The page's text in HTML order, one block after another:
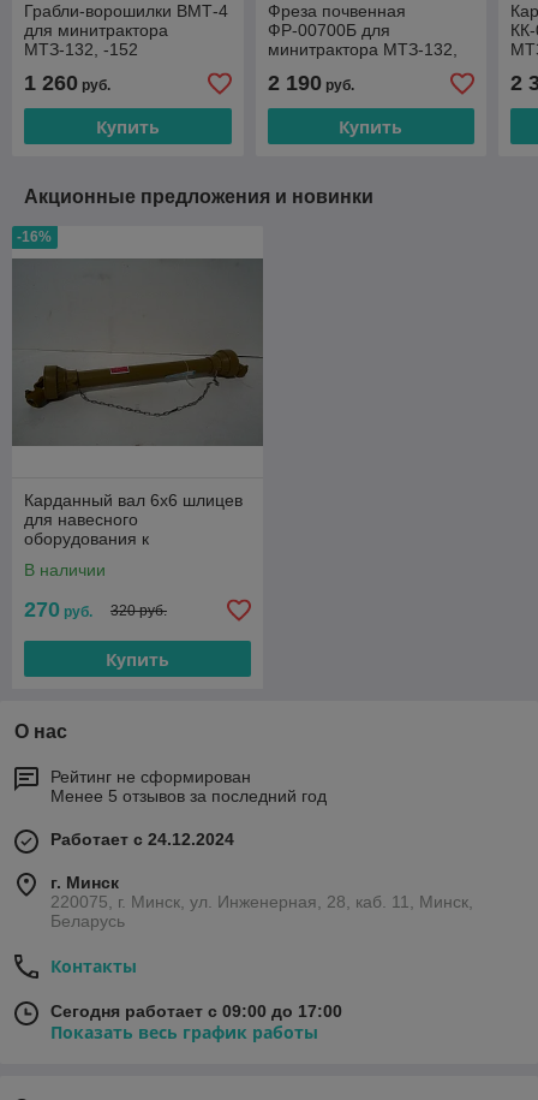
Грабли-ворошилки ВМТ-4
для минитрактора
МТЗ-132, -152
1 260 руб.
Купить
Фреза почвенная
ФР-00700Б для
минитрактора МТЗ-132,
2 190руб.
Купить
2
Акционные предложения и новинки
-16%
Карданный вал 6х6 шлицев
для навесного
оборудования к
В наличии
270 руб. 320 руб.
Купить
О нас
Рейтинг не сформирован
Менее 5 отзывов за последний год
Работает с 24.12.2024
г. Минск
220075, г. Минск, ул. Инженерная, 28, каб. 11, Минск,
Беларусь
Контакты
Сегодня работает с 09:00 до 17:00
Показать весь график работы